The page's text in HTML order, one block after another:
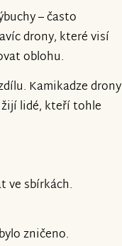
– často
drony, které visí
oblohu.
Kamikadze drony
lidé, kteří tohle
ve sbírkách.
zničeno.